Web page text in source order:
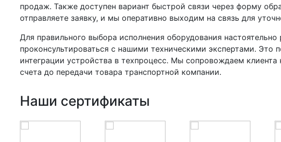
продаж. Также доступен вариант быстрой связи через форму
отправляете заявку, и мы оперативно выходим на связь для
Для правильного выбора исполнения оборудования
проконсультироваться с нашими техническими экспертами. Это
интеграции устройства в техпроцесс. Мы сопровождаем клиента
счета до передачи товара транспортной компании.
Наши сертификаты